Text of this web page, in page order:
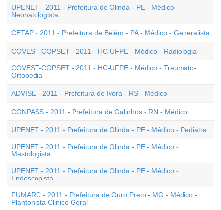
UPENET - 2011 - Prefeitura de Olinda - PE - Médico -
Neonatologista
CETAP - 2011 - Prefeitura de Belém - PA - Médico - Generalista
COVEST-COPSET - 2011 - HC-UFPE - Médico - Radiologia
COVEST-COPSET - 2011 - HC-UFPE - Médico - Traumato-
Ortopedia
ADVISE - 2011 - Prefeitura de Ivorá - RS - Médico
CONPASS - 2011 - Prefeitura de Galinhos - RN - Médico
UPENET - 2011 - Prefeitura de Olinda - PE - Médico - Pediatra
UPENET - 2011 - Prefeitura de Olinda - PE - Médico -
Mastologista
UPENET - 2011 - Prefeitura de Olinda - PE - Médico -
Endoscopista
FUMARC - 2011 - Prefeitura de Ouro Preto - MG - Médico -
Plantonista Clinico Geral